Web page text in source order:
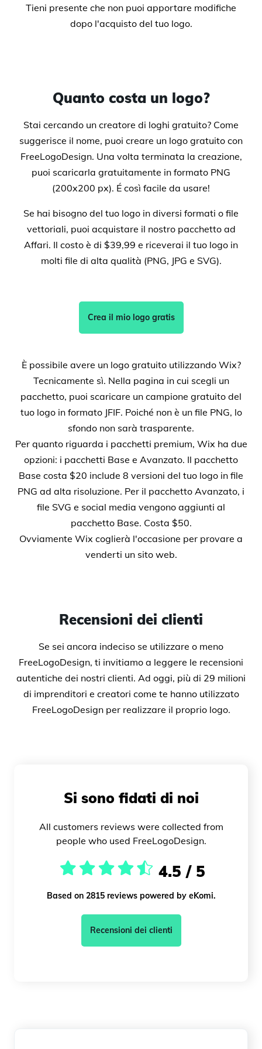
Tieni presente che non puoi apportare modifiche
dopo l'acquisto del tuo logo.
Quanto costa un logo?
Stai cercando un creatore di loghi gratuito? Come
suggerisce il nome, puoi creare un logo gratuito con
FreeLogoDesign. Una volta terminata la creazione,
puoi scaricarla gratuitamente in formato PNG
(200x200 px). É così facile da usare!
Se hai bisogno del tuo logo in diversi formati o file
vettoriali, puoi acquistare il nostro pacchetto ad
Affari. Il costo è di $39,99 e riceverai il tuo logo in
molti file di alta qualità (PNG, JPG e SVG).
Crea il mio logo gratis
È possibile avere un logo gratuito utilizzando Wix?
Tecnicamente sì. Nella pagina in cui scegli un
pacchetto, puoi scaricare un campione gratuito del
tuo logo in formato JFIF. Poiché non è un file PNG, lo
sfondo non sarà trasparente.
Per quanto riguarda i pacchetti premium, Wix ha due
opzioni: i pacchetti Base e Avanzato. Il pacchetto
Base costa $20 include 8 versioni del tuo logo in file
PNG ad alta risoluzione. Per il pacchetto Avanzato, i
file SVG e social media vengono aggiunti al
pacchetto Base. Costa $50.
Ovviamente Wix coglierà l'occasione per provare a
venderti un sito web.
Recensioni dei clienti
Se sei ancora indeciso se utilizzare o meno
FreeLogoDesign, ti invitiamo a leggere le recensioni
autentiche dei nostri clienti. Ad oggi, più di 29 milioni
di imprenditori e creatori come te hanno utilizzato
FreeLogoDesign per realizzare il proprio logo.
Si sono fidati di noi
All customers reviews were collected from
people who used FreeLogoDesign.
4.5 / 5
Based on 2815 reviews powered by eKomi.
Recensioni dei clienti